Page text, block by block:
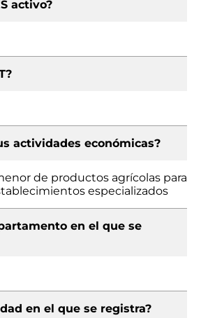
activo?
actividades económicas?
de productos agrícolas para
especializados
en el que se
en el que se registra?